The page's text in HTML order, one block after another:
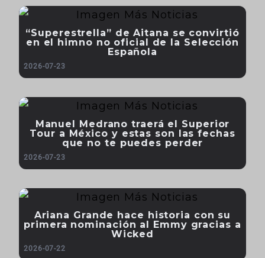
“Superestrella” de Aitana se convirtió
en el himno no oficial de la Selección
Española
2026-07-23
Manuel Medrano traerá el Superior
Tour a México y estas son las fechas
que no te puedes perder
2026-07-23
Ariana Grande hace historia con su
primera nominación al Emmy gracias a
Wicked
2026-07-22